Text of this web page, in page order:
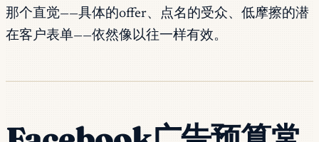
那个直觉——具体的offer、点名的受众、低摩擦的潜
在客户表单——依然像以往一样有效。